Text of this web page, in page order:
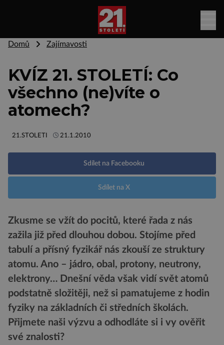
Domů Zajímavosti
KVÍZ 21. STOLETÍ: Co
všechno (ne)víte o
atomech?
21.STOLETI 21.1.2010
Sdílet na Facebooku
Sdílet na X
Zkusme se vžít do pocitů, které řada z nás
zažila již před dlouhou dobou. Stojíme před
tabulí a přísný fyzikář nás zkouší ze struktury
atomu. Ano – jádro, obal, protony, neutrony,
elektrony… Dnešní věda však vidí svět atomů
podstatně složitěji, než si pamatujeme z hodin
fyziky na základních či středních školách.
Přijmete naši výzvu a odhodláte si i vy ověřit
své znalosti?